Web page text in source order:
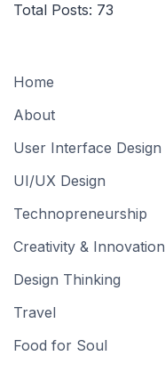
Total Posts: 73
Home
About
User Interface Design
UI/UX Design
Technopreneurship
Creativity & Innovation
Design Thinking
Travel
Food for Soul